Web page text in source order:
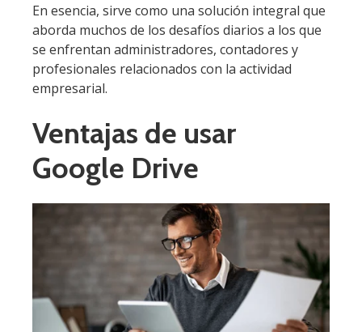
En esencia, sirve como una solución integral que
aborda muchos de los desafíos diarios a los que
se enfrentan administradores, contadores y
profesionales relacionados con la actividad
empresarial.
Ventajas de usar
Google Drive